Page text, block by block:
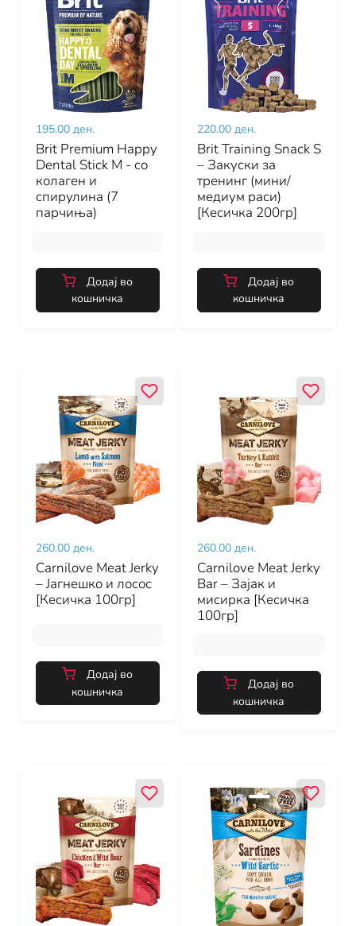
195.00 ден.
Brit Premium Happy
Dental Stick M - со
колаген и
спирулина (7
парчиња)
Додај во
кошничка
220.00 ден.
Brit Training Snack S
– Закуски за
тренинг (мини/
медиум раси)
[Кесичка 200гр]
Додај во
кошничка
260.00 ден.
Carnilove Meat Jerky
– Јагнешко и лосос
[Кесичка 100гр]
Додај во
кошничка
260.00 ден.
Carnilove Meat Jerky
Bar – Зајак и
мисирка [Кесичка
100гр]
Додај во
кошничка